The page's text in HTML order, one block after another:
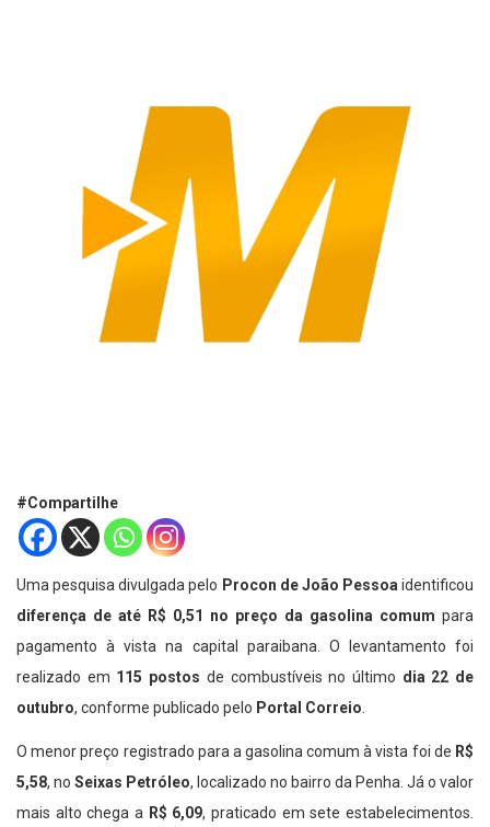
#Compartilhe
Uma pesquisa divulgada pelo Procon de João Pessoa identificou
diferença de até R$ 0,51 no preço da gasolina comum para
pagamento à vista na capital paraibana. O levantamento foi
realizado em 115 postos de combustíveis no último dia 22 de
outubro, conforme publicado pelo Portal Correio
O menor preço registrado para a gasolina comum à vista foi de R$
5,58, no Seixas Petróleo, localizado no bairro da Penha. Já o valor
mais alto chega a R$ 6,09, praticado em sete estabelecimentos.